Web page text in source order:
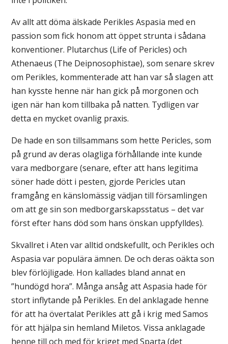
Av allt att döma älskade Perikles Aspasia med en
passion som fick honom att öppet strunta i sådana
konventioner. Plutarchus (Life of Pericles) och
Athenaeus (The Deipnosophistae), som senare skrev
om Perikles, kommenterade att han var så slagen att
han kysste henne när han gick på morgonen och
igen när han kom tillbaka på natten. Tydligen var
detta en mycket ovanlig praxis.
De hade en son tillsammans som hette Pericles, som
på grund av deras olagliga förhållande inte kunde
vara medborgare (senare, efter att hans legitima
söner hade dött i pesten, gjorde Pericles utan
framgång en känslomässig vädjan till församlingen
om att ge sin son medborgarskapsstatus – det var
först efter hans död som hans önskan uppfylldes).
Skvallret i Aten var alltid ondskefullt, och Perikles och
Aspasia var populära ämnen. De och deras oäkta son
blev förlöjligade. Hon kallades bland annat en
”hundögd hora”. Många ansåg att Aspasia hade för
stort inflytande på Perikles. En del anklagade henne
för att ha övertalat Perikles att gå i krig med Samos
för att hjälpa sin hemland Miletos. Vissa anklagade
henne till och med för kriget med Sparta (det